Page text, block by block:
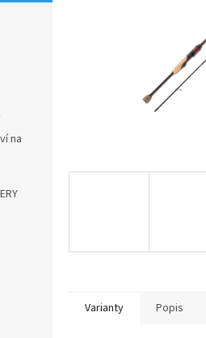
na
Varianty Popis